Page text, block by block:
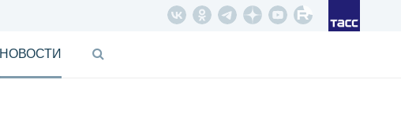
НОВОСТИ